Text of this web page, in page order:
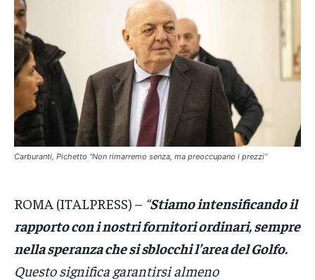
ECONOMIA
SPORT
GRUPPO
CONTATTI
POLITICA
ECONOMIA
SPORT
GRUPPO
CONTATTI
POLITICA
ECONOMIA
SPORT
GRUPPO
CONTATTI
Carburanti, Pichetto “Non rimarremo senza, ma preoccupano i prezzi”
ROMA (ITALPRESS) – “Stiamo intensificando il
rapporto con i nostri fornitori ordinari, sempre
nella speranza che si sblocchi l’area del Golfo.
Questo significa garantirsi almeno